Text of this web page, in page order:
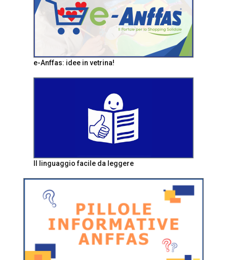
e-Anffas: idee in vetrina!
Il linguaggio facile da leggere